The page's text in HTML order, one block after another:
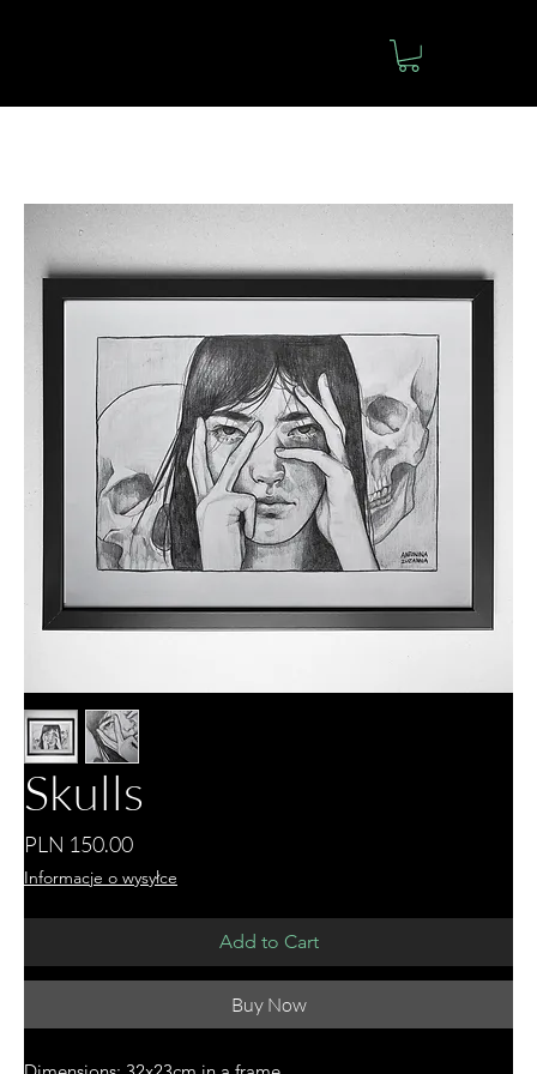
Skulls
PLN 150.00Price
Informacje o wysyłce
Add to Cart
Buy Now